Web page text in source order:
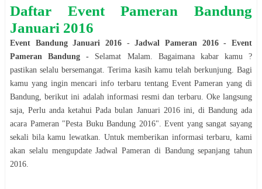
Daftar EventPameran
Bandung
Januari 2016
Event Bandung Januari 2016 -JadwalPameran 2016- Event
Pameran
Bandung - Selamat Malam . Bagaimana kabar kamu ?
pastikan selalu bersemangat. Terima kasih kamu telah berkunjung. Bagi
kamu yang ingin mencari info terbaru tentang EventPameran yang di
Bandung , berikut ini adalah informasi resmi dan terbaru. Oke langsung
saja, Perlu anda ketahui Pada bulan Januari 2016ini, di Bandungada
acara Pameran "Pesta Buku Bandung 2016". Event yang sangat sayang
sekali bila kamu lewatkan. Untuk memberikan informasi terbaru, kami
akan selalu mengupdate Jadwal Pameran di Bandungsepanjang tahun
2016